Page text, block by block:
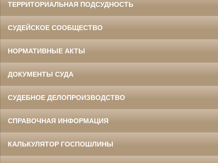
ТЕРРИТОРИАЛЬНАЯ ПОДСУДНОСТЬ
СУДЕЙСКОЕ СООБЩЕСТВО
НОРМАТИВНЫЕ АКТЫ
ДОКУМЕНТЫ СУДА
СУДЕБНОЕ ДЕЛОПРОИЗВОДСТВО
СПРАВОЧНАЯ ИНФОРМАЦИЯ
КАЛЬКУЛЯТОР ГОСПОШЛИНЫ